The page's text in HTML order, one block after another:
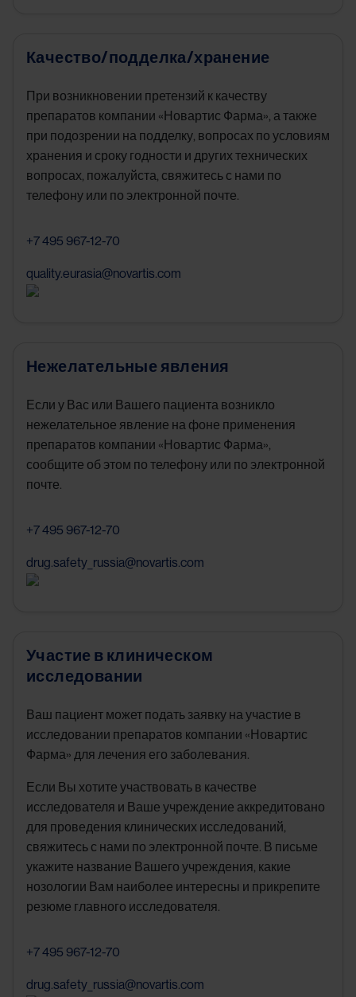
Качество/подделка/хранение
При возникновении претензий к качеству
препаратов компании «Новартис Фарма», а также
при подозрении на подделку, вопросах по условиям
хранения и сроку годности и других технических
вопросах, пожалуйста, свяжитесь с нами по
телефону или по электронной почте.
+7 495 967-12-70
quality.eurasia@novartis.com
Нежелательные явления
Если у Вас или Вашего пациента возникло
нежелательное явление на фоне применения
препаратов компании «Новартис Фарма»,
сообщите об этом по телефону или по электронной
почте.
+7 495 967-12-70
drug.safety_russia@novartis.com
Участие в клиническом
исследовании
Ваш пациент может подать заявку на участие в
исследовании препаратов компании «Новартис
Фарма» для лечения его заболевания.
Если Вы хотите участвовать в качестве
исследователя и Ваше учреждение аккредитовано
для проведения клинических исследований,
свяжитесь с нами по электронной почте. В письме
укажите название Вашего учреждения, какие
нозологии Вам наиболее интересны и прикрепите
резюме главного исследователя.
+7 495 967-12-70
drug.safety_russia@novartis.com